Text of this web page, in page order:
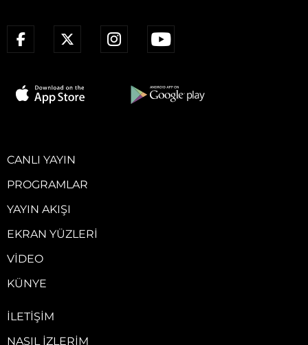
CANLI YAYIN
PROGRAMLAR
YAYIN AKIŞI
EKRAN YÜZLERI
VIDEO
KÜNYE
İLETIŞIM
NASIL İZLERIM